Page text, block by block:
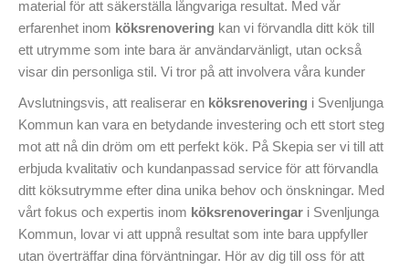
material för att säkerställa långvariga resultat. Med vår
erfarenhet inom köksrenovering kan vi förvandla ditt kök till
ett utrymme som inte bara är användarvänligt, utan också
visar din personliga stil. Vi tror på att involvera våra kunder
och planering till montering, vilket innebär att du har en
resultatet alltid är i fokus, låt Skepia vara ditt val för ett hållbart
och vackert hem. Utforska hela våra erbjudanden idag.
Avslutningsvis, att realiserar en köksrenovering i Svenljunga
Kommun kan vara en betydande investering och ett stort steg
mot att nå din dröm om ett perfekt kök. På Skepia ser vi till att
erbjuda kvalitativ och kundanpassad service för att förvandla
ditt köksutrymme efter dina unika behov och önskningar. Med
vårt fokus och expertis inom köksrenoveringar i Svenljunga
Kommun, lovar vi att uppnå resultat som inte bara uppfyller
utan överträffar dina förväntningar. Hör av dig till oss för att